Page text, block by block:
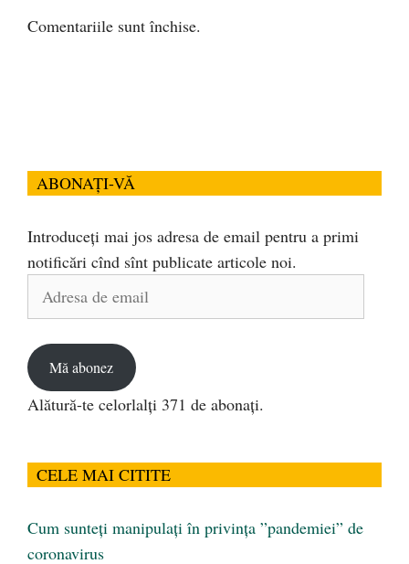
Comentariile sunt închise.
ABONAȚI-VĂ
Introduceți mai jos adresa de email pentru a primi
notificări cînd sînt publicate articole noi.
Adresa
Mă abonez
Alătură-te celorlalți 371 de abonați.
CELE MAI CITITE
Cum sunteți manipulați în privința ”pandemiei” de
coronavirus